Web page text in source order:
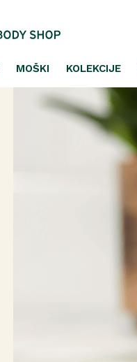
MOŠKI KOLEKCIJE